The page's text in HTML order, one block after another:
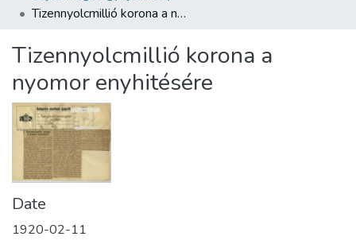
All of DSpace
Tizennyolcmillió korona a nyomor enyhitésére
Tizennyolcmillió korona a
nyomor enyhitésére
Date
1920-02-11